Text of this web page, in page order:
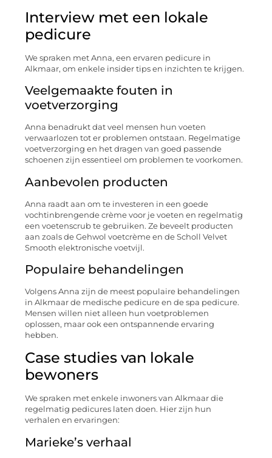
Interview met een lokale
pedicure
We spraken met Anna, een ervaren pedicure in
Alkmaar, om enkele insider tips en inzichten te krijgen.
Veelgemaakte fouten in
voetverzorging
Anna benadrukt dat veel mensen hun voeten
verwaarlozen tot er problemen ontstaan. Regelmatige
voetverzorging en het dragen van goed passende
schoenen zijn essentieel om problemen te voorkomen.
Aanbevolen producten
Anna raadt aan om te investeren in een goede
vochtinbrengende crème voor je voeten en regelmatig
een voetenscrub te gebruiken. Ze beveelt producten
aan zoals de Gehwol voetcrème en de Scholl Velvet
Smooth elektronische voetvijl.
Populaire behandelingen
Volgens Anna zijn de meest populaire behandelingen
in Alkmaar de medische pedicure en de spa pedicure.
Mensen willen niet alleen hun voetproblemen
oplossen, maar ook een ontspannende ervaring
hebben.
Case studies van lokale
bewoners
We spraken met enkele inwoners van Alkmaar die
regelmatig pedicures laten doen. Hier zijn hun
verhalen en ervaringen:
Marieke’s verhaal